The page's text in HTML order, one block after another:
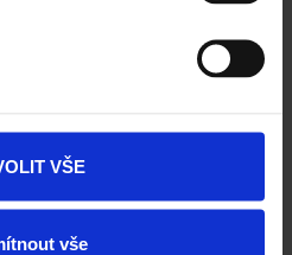
VŠE
vše
Terca